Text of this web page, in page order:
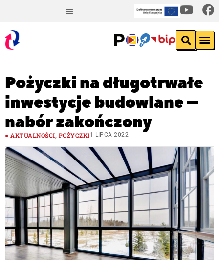
Pożyczki na długotrwałe
inwestycje budowlane –
nabór zakończony
AKTUALNOŚCI, POŻYCZKI1 LIPCA 2022